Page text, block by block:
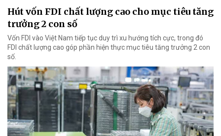
Hút vốn FDI chất lượng cao cho mục tiêu tăng
trưởng 2 con số
Vốn FDI vào Việt Nam tiếp tục duy trì xu hướng tích cực, trong đó
FDI chất lượng cao góp phần hiện thực mục tiêu tăng trưởng 2 con
số.